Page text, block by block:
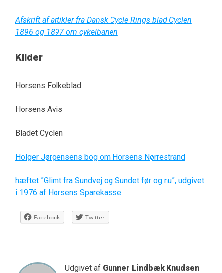
Afskrift af artikler fra Dansk Cycle Rings blad Cyclen
1896 og 1897 om cykelbanen
Kilder
Horsens Folkeblad
Horsens Avis
Bladet Cyclen
Holger Jørgensens bog om Horsens Nørrestrand
hæftet ”Glimt fra Sundvej og Sundet før og nu”, udgivet
i 1976 af Horsens Sparekasse
Facebook Twitter
Udgivet af Gunner Lindbæk Knudsen